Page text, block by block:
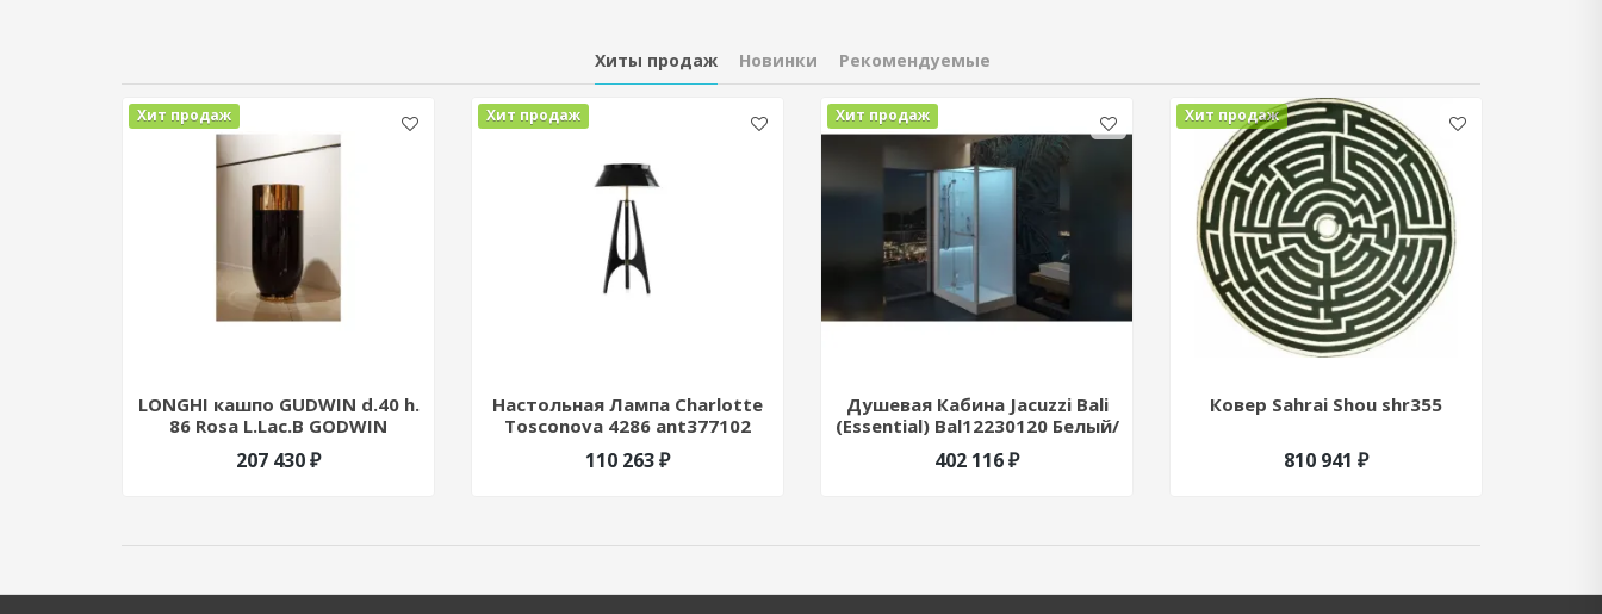
Хиты продаж Новинки Рекомендуемые
Хит продаж
LONGHI кашпо GUDWIN d.40 h.
86 Rosa L.Lac.B GODWIN
207 430 ₽
Хит продаж
Настольная Лампа Charlotte
Tosconova 4286 ant377102
110 263 ₽
Хит продаж
Душевая Кабина Jacuzzi Bali
(Essential) Bal12230120 Белый/
Хром 228520
402 116 ₽
Хит продаж
Ковер Sahrai Shou shr355
810 941 ₽